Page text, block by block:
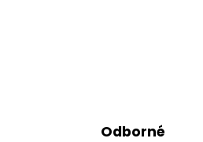
Odborné